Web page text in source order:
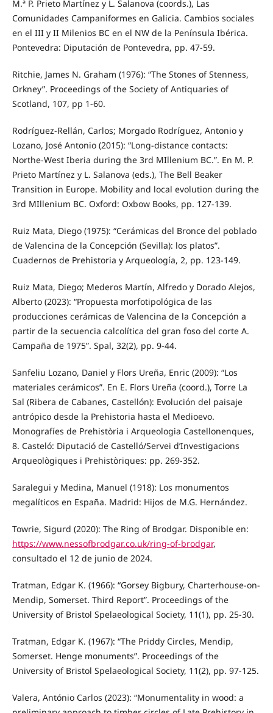
M.ª P. Prieto Martínez y L. Salanova (coords.), Las
Comunidades Campaniformes en Galicia. Cambios sociales
en el III y II Milenios BC en el NW de la Península Ibérica.
Pontevedra: Diputación de Pontevedra, pp. 47-59.
Ritchie, James N. Graham (1976): “The Stones of Stenness,
Orkney”. Proceedings of the Society of Antiquaries of
Scotland, 107, pp 1-60.
Rodríguez-Rellán, Carlos; Morgado Rodríguez, Antonio y
Lozano, José Antonio (2015): “Long-distance contacts:
Northe-West Iberia during the 3rd MIllenium BC.”. En M. P.
Prieto Martínez y L. Salanova (eds.), The Bell Beaker
Transition in Europe. Mobility and local evolution during the
3rd MIllenium BC. Oxford: Oxbow Books, pp. 127-139.
Ruiz Mata, Diego (1975): “Cerámicas del Bronce del poblado
de Valencina de la Concepción (Sevilla): los platos”.
Cuadernos de Prehistoria y Arqueología, 2, pp. 123-149.
Ruiz Mata, Diego; Mederos Martín, Alfredo y Dorado Alejos,
Alberto (2023): “Propuesta morfotipológica de las
producciones cerámicas de Valencina de la Concepción a
partir de la secuencia calcolítica del gran foso del corte A.
Campaña de 1975”. Spal, 32(2), pp. 9-44.
Sanfeliu Lozano, Daniel y Flors Ureña, Enric (2009): “Los
materiales cerámicos”. En E. Flors Ureña (coord.), Torre La
Sal (Ribera de Cabanes, Castellón): Evolución del paisaje
antrópico desde la Prehistoria hasta el Medioevo.
Monografíes de Prehistòria i Arqueologia Castellonenques,
8. Casteló: Diputació de Castelló/Servei d’Investigacions
Arqueològiques i Prehistòriques: pp. 269-352.
Saralegui y Medina, Manuel (1918): Los monumentos
megalíticos en España. Madrid: Hijos de M.G. Hernández.
Towrie, Sigurd (2020): The Ring of Brodgar. Disponible en:
https://www.nessofbrodgar.co.uk/ring-of-brodgar,
consultado el 12 de junio de 2024.
Tratman, Edgar K. (1966): “Gorsey Bigbury, Charterhouse-on-
Mendip, Somerset. Third Report”. Proceedings of the
University of Bristol Spelaeological Society, 11(1), pp. 25-30.
Tratman, Edgar K. (1967): “The Priddy Circles, Mendip,
Somerset. Henge monuments”. Proceedings of the
University of Bristol Spelaeological Society, 11(2), pp. 97-125.
Valera, António Carlos (2023): “Monumentality in wood: a